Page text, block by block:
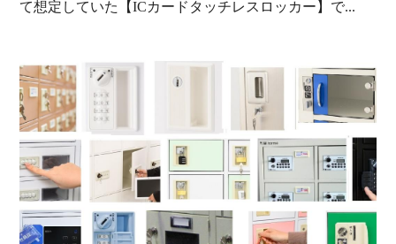
て想定していた【ICカードタッチレスロッカー】で...